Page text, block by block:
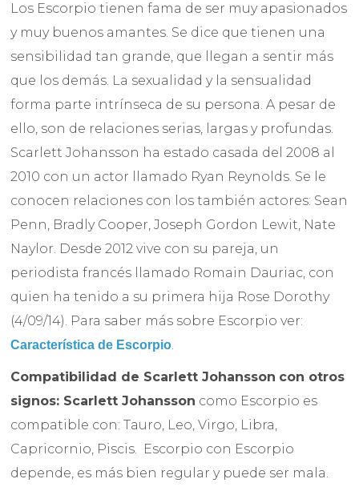
Los Escorpio tienen fama de ser muy apasionados
y muy buenos amantes. Se dice que tienen una
sensibilidad tan grande, que llegan a sentir más
que los demás. La sexualidad y la sensualidad
forma parte intrínseca de su persona. A pesar de
ello, son de relaciones serias, largas y profundas.
Scarlett Johansson ha estado casada del 2008 al
2010 con un actor llamado Ryan Reynolds. Se le
conocen relaciones con los también actores: Sean
Penn, Bradly Cooper, Joseph Gordon Lewit, Nate
Naylor. Desde 2012 vive con su pareja, un
periodista francés llamado Romain Dauriac, con
quien ha tenido a su primera hija Rose Dorothy
(4/09/14). Para saber más sobre Escorpio ver:
Característica de Escorpio.
Compatibilidad de Scarlett Johansson con otros
signos: Scarlett Johansson como Escorpio es
compatible con: Tauro, Leo, Virgo, Libra,
Capricornio, Piscis. Escorpio con Escorpio
depende, es más bien regular y puede ser mala.